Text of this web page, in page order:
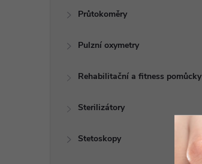
Průtokoměry
Pulzní oxymetry
Rehabilitační a fitness pomůcky
Sterilizátory
Stetoskopy